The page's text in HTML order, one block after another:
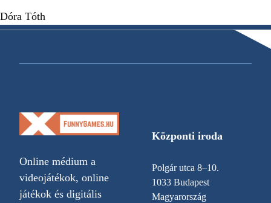
Dóra Tóth
Online médium a
videojátékok, online
játékok és digitális
Központi iroda
Polgár utca 8–10.
1033 Budapest
Magyarország